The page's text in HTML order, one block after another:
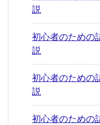
説
初心者のため
説
初心者のため
説
初心者のため